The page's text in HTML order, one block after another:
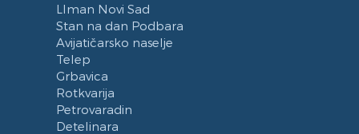
LIman Novi Sad
Stan na dan Podbara
Avijatičarsko naselje
Telep
Grbavica
Rotkvarija
Petrovaradin
Detelinara